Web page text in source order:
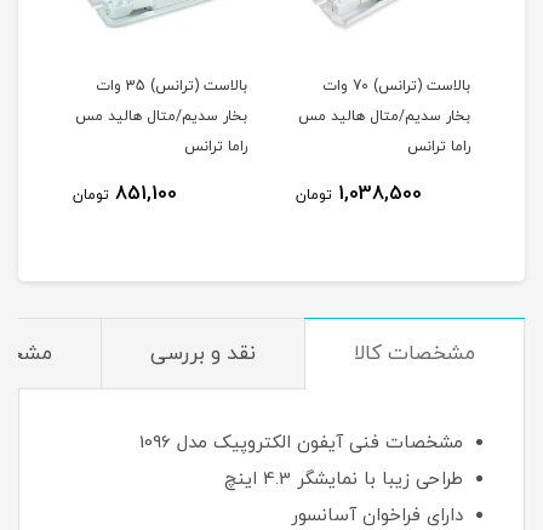
بالاست (ترانس) 70 وات
بخار سدیم/متال هالید مس
راما ترانس
1,038,500 تومان
بالاست (ترانس) 35 وات
بخار سدیم/متال هالید مس
راما ترانس
851,100 تومان
مشخصات کالا نقد و بررسی
مشخصات فنی آیفون الکتروپیک مدل 1096
طراحی زیبا با نمایشگر 4.3 اینچ
دارای فراخوان آسانسور